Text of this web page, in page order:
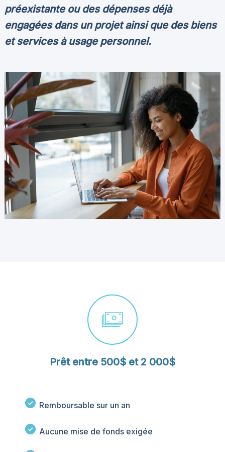
préexistante ou des dépenses déjà
engagées dans un projet ainsi que des biens
et services à usage personnel.
Prêt entre 500$ et 2 000$
Remboursable sur un an
Aucune mise de fonds exigée